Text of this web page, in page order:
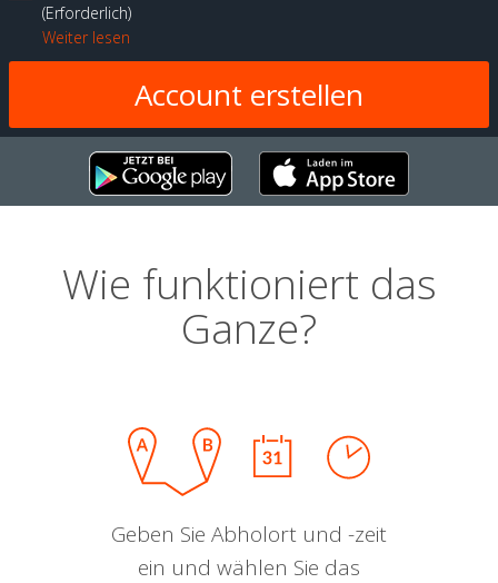
Erforderlich
Weiter lesen
Wie funktioniert das
Ganze?
Geben Sie Abholort und -zeit
ein und wählen Sie das